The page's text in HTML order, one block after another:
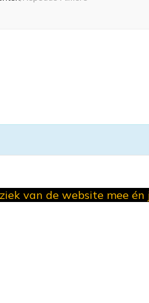
van de website mee